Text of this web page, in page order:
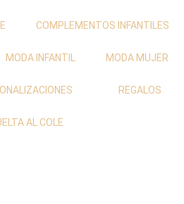
COMPLEMENTOS INFANTILES
MODA INFANTIL MODA MUJER
REGALOS
AL COLE